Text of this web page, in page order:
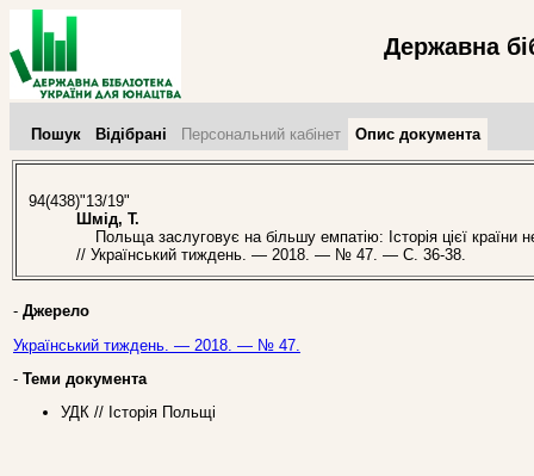
Державна
Пошук Відібрані Персональний кабінет Опис документа
94(438)"13/19"
Шмід, Т.
Польща заслуговує на більшу емпатію: Історія цієї країни
// Український тиждень. — 2018. — № 47. — С. 36-38.
- Джерело
Український тиждень. — 2018. — № 47.
- Теми документа
УДК // Історія Польщі